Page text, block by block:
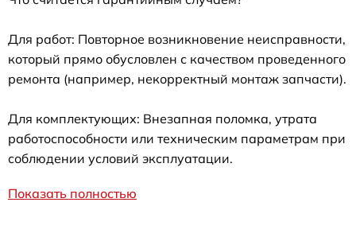
Для работ: Повторное возникновение неисправности,
который прямо обусловлен с качеством проведенного
ремонта (например, некорректный монтаж запчасти).
Для комплектующих: Внезапная поломка, утрата
работоспособности или техническим параметрам при
соблюдении условий эксплуатации.
Показать полностью